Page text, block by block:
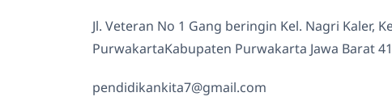
Jl. Veteran No 1 Gang beringin Kel. Nagri Kaler,
PurwakartaKabupaten Purwakarta Jawa Barat
pendidikankita7@gmail.com